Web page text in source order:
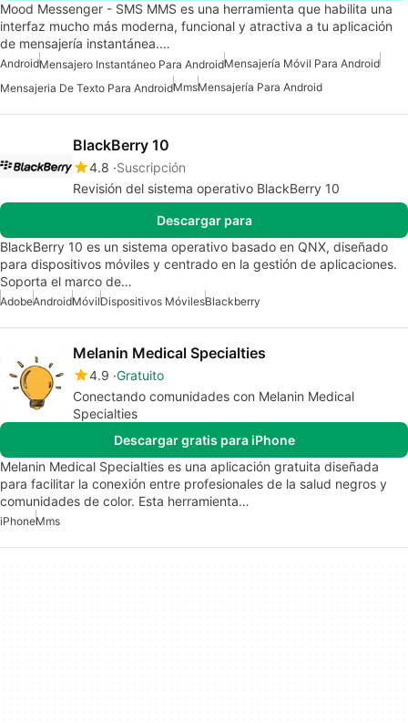
Mood Messenger - SMS MMS es una herramienta que habilita una
interfaz mucho más moderna, funcional y atractiva a tu aplicación
de mensajería instantánea.…
AndroidMensajero Instantáneo Para AndroidMensajería Móvil Para Android
Mensajeria De Texto Para AndroidMmsMensajería Para Android
BlackBerry 10
4.8 Suscripción
Revisión del sistema operativo BlackBerry 10
Descargar para
BlackBerry 10 es un sistema operativo basado en QNX, diseñado
para dispositivos móviles y centrado en la gestión de aplicaciones.
Soporta el marco de…
AdobeAndroidMóvilDispositivos MóvilesBlackberry
Melanin Medical Specialties
4.9 Gratuito
Conectando comunidades con Melanin Medical
Specialties
Descargar gratis para iPhone
Melanin Medical Specialties es una aplicación gratuita diseñada
para facilitar la conexión entre profesionales de la salud negros y
comunidades de color. Esta herramienta…
iPhoneMms